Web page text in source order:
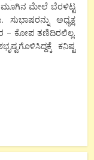
ಮೂಗಿನ ಮೇಲೆ ಬೆರಳಿಟ್ಟ
ಅಧ್ಯಕ್ಷ
– ಕೋಪ ತಣಿದಿರಲಿಲ್ಲ.
ಕನಿಷ್ಟ